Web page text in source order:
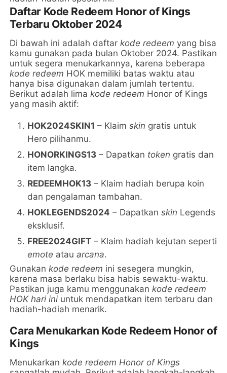
Daftar Kode Redeem Honor of Kings
Terbaru Oktober 2024
Di bawah ini adalah daftarkode redeem yang bisa
kamu gunakan pada bulan Oktober 2024. Pastikan
untuk segera menukarkannya, karena beberapa
kode redeem HOK memiliki batas waktu atau
hanya bisa digunakan dalam jumlah tertentu.
Berikut adalah limakode redeem Honor of Kings
yang masih aktif:
HOK2024SKIN1 – Klaimskin gratis untuk
Hero pilihanmu.
HONORKINGS13 – Dapatkan token gratis dan
item langka.
REDEEMHOK13 – Klaim hadiah berupa koin
dan pengalaman tambahan.
HOKLEGENDS2024 – Dapatkanskin Legends
eksklusif.
FREE2024GIFT – Klaim hadiah kejutan seperti
emote atauarcana.
Gunakankode redeem ini sesegera mungkin,
karena masa berlaku bisa habis sewaktu-waktu.
Pastikan juga kamu menggunakankode redeem
HOK hari ini untuk mendapatkan item terbaru dan
hadiah-hadiah menarik.
Cara Menukarkan Kode Redeem Honor of
Kings
Menukarkankode redeem Honor of Kings